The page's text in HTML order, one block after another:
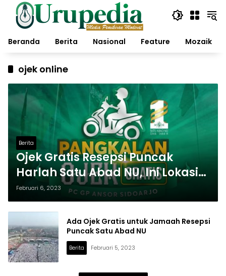
Langsung
konten
Beranda
Berita Nasional Feature Mozaik
ojek online
Berita
Ojek Gratis Resepsi Puncak
Harlah Satu Abad NU, Ini Lokasi
dan Narahubungnya…
Februari 6, 2023
Ada Ojek Gratis untuk Jamaah Resepsi
Puncak Satu Abad NU
Berita Februari 5, 2023